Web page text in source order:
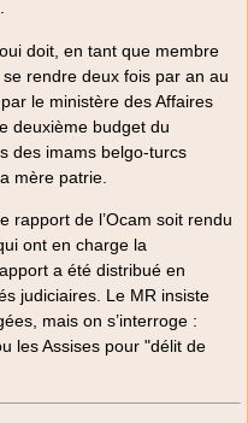
doit, en tant que membre
rendre deux fois par an au
le ministère des Affaires
deuxième budget du
des imams belgo-turcs
mère patrie.
rapport de l’Ocam soit rendu
ont en charge la
a été distribué en
judiciaires. Le MR insiste
mais on s’interroge :
les Assises pour "délit de